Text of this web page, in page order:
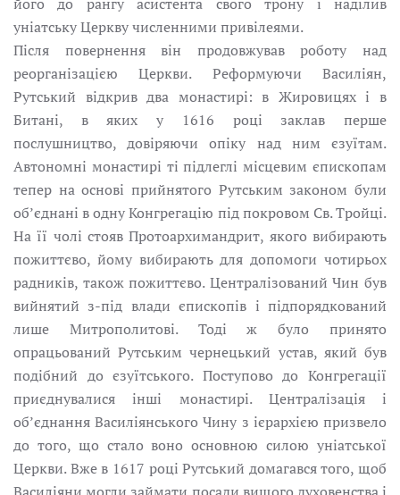
уніатську Церкву численними привілеями.
Після повернення він продовжував роботу над
реорганізацією Церкви. Реформуючи Василіян,
Рутський відкрив два монастирі: в Жировицях і в
Битані, в яких у 1616 pоці заклав перше
послушництво, довіряючи опіку над ним єзуїтам.
Автономні монастирі ті підлеглі місцевим єпископам
тепер на основі прийнятого Рутським законом були
об’єднані в одну Конгрегацію під покровом Св. Тройці.
На її чолі стояв Протоархимандрит, якого вибирають
пожиттєво, йому вибирають для допомоги чотирьох
радників, також пожиттєво. Централізований Чин був
вийнятий з-під влади єпископів і підпорядкований
лише Митрополитові. Тоді ж було принято
опрацьований Рутським чернецький устав, який був
подібний до єзуїтського. Поступово до Конгрегації
приєднувалися інші монастирі. Централізація і
об’єднання Василіянського Чину з ієрархією призвело
до того, що стало воно oсновною силою уніатської
Церкви. Вже в 1617 pоці Рутський домагався того, щоб